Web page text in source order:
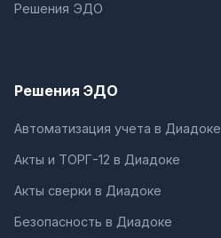
Решения ЭДО
Решения ЭДО
Автоматизация учета в Диадоке
Акты и ТОРГ-12 в Диадоке
Акты сверки в Диадоке
Безопасность в Диадоке